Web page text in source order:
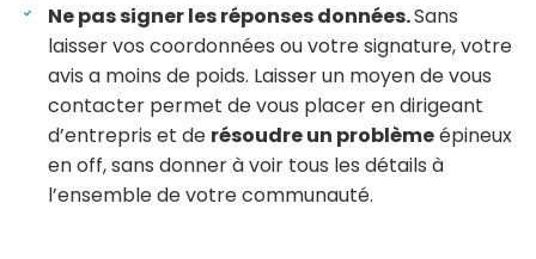
Ne pas signer les réponses données.Sans
laisser vos coordonnées ou votre signature, votre
avis a moins de poids. Laisser un moyen de vous
contacter permet de vous placer en dirigeant
d’entrepris et de résoudre un problèmeépineux
en off, sans donner à voir tous les détails à
l’ensemble de votre communauté.